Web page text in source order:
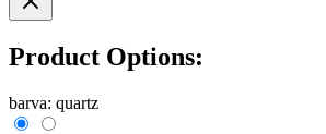
Product Options:
barva: quartz